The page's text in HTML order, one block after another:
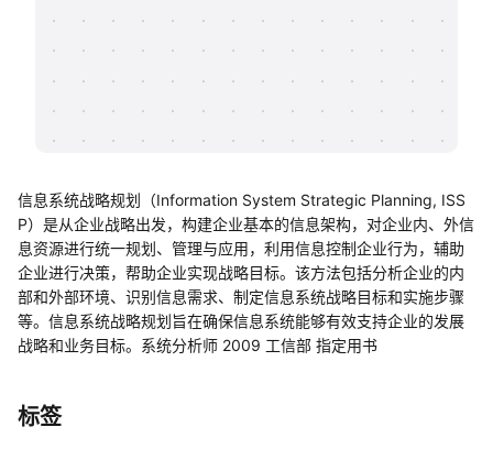
信息系统战略规划（Information System Strategic Planning, ISS
P）是从企业战略出发，构建企业基本的信息架构，对企业内、外信
息资源进行统一规划、管理与应用，利用信息控制企业行为，辅助
企业进行决策，帮助企业实现战略目标。该方法包括分析企业的内
部和外部环境、识别信息需求、制定信息系统战略目标和实施步骤
等。信息系统战略规划旨在确保信息系统能够有效支持企业的发展
战略和业务目标。系统分析师 2009 工信部 指定用书
标签